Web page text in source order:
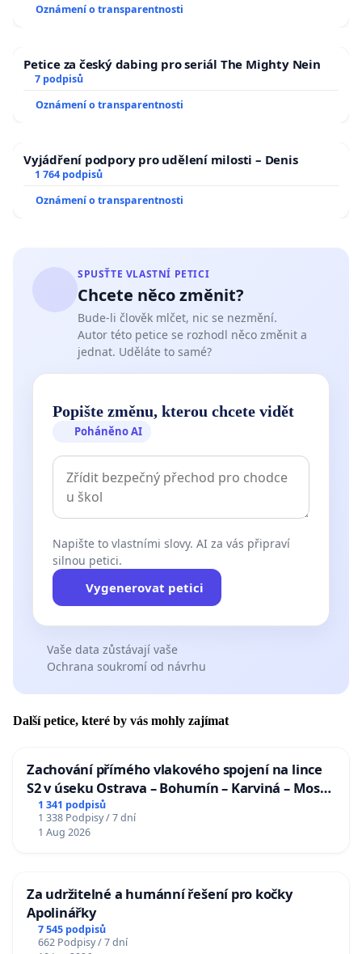
Oznámení o transparentnosti
Petice za český dabing pro seriál The Mighty Nein
7 podpisů
Oznámení o transparentnosti
Vyjádření podpory pro udělení milosti – Denis
1 764 podpisů
Oznámení o transparentnosti
SPUSŤTE VLASTNÍ PETICI
Chcete něco změnit?
Bude-li člověk mlčet, nic se nezmění.
Autor této petice se rozhodl něco změnit a
jednat. Uděláte to samé?
Popište změnu, kterou chcete vidět
Poháněno AI
Napište to vlastními slovy. AI za vás připraví
silnou petici.
Vygenerovat petici
Vaše data zůstávají vaše
Ochrana soukromí od návrhu
Další petice, které by vás mohly zajímat
Zachování přímého vlakového spojení na lince
S2 v úseku Ostrava – Bohumín – Karviná – Mosty
u Jablunkova
1 341 podpisů
1 338 Podpisy / 7 dní
1 Aug 2026
Za udržitelné a humánní řešení pro kočky
Apolinářky
7 545 podpisů
662 Podpisy / 7 dní